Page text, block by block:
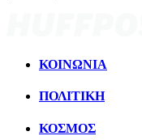
ΚΟΙΝΩΝΙΑ
ΠΟΛΙΤΙΚΗ
ΚΟΣΜΟΣ